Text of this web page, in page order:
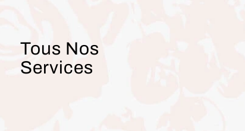
Tous Nos
Services